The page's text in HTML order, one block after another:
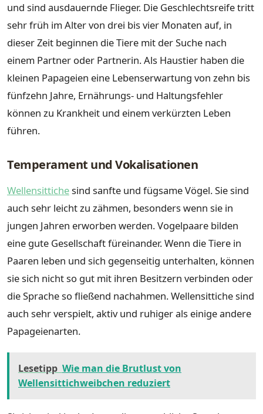
und sind ausdauernde Flieger. Die Geschlechtsreife tritt
sehr früh im Alter von drei bis vier Monaten auf, in
dieser Zeit beginnen die Tiere mit der Suche nach
einem Partner oder Partnerin. Als Haustier haben die
kleinen Papageien eine Lebenserwartung von zehn bis
fünfzehn Jahre, Ernährungs- und Haltungsfehler
können zu Krankheit und einem verkürzten Leben
führen.
Temperament und Vokalisationen
Wellensittichesind sanfte und fügsame Vögel. Sie sind
auch sehr leicht zu zähmen, besonders wenn sie in
jungen Jahren erworben werden. Vogelpaare bilden
eine gute Gesellschaft füreinander. Wenn die Tiere in
Paaren leben und sich gegenseitig unterhalten, können
sie sich nicht so gut mit ihren Besitzern verbinden oder
die Sprache so fließend nachahmen. Wellensittiche sind
auch sehr verspielt, aktiv und ruhiger als einige andere
Papageienarten.
Lesetipp Wie man die Brutlust von
Wellensittichweibchen reduziert